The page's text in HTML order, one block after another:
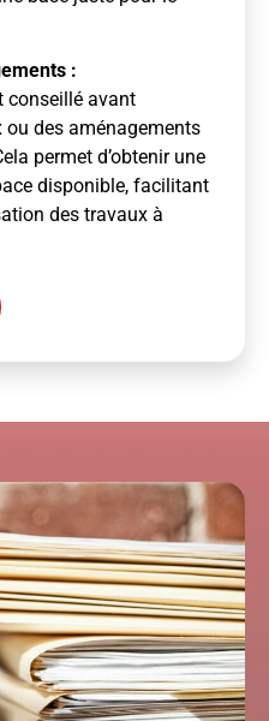
:
conseillé avant
ou des aménagements
permet d’obtenir une
disponible, facilitant
des travaux à